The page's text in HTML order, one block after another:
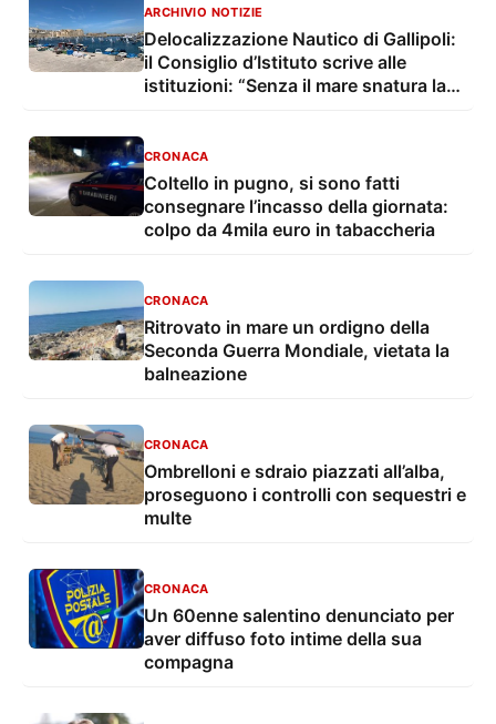
ARCHIVIO NOTIZIE
Delocalizzazione Nautico di Gallipoli:
il Consiglio d’Istituto scrive alle
istituzioni: “Senza il mare snatura la
CRONACA
Coltello in pugno, si sono fatti
consegnare l’incasso della giornata:
colpo da 4mila euro in tabaccheria
CRONACA
Ritrovato in mare un ordigno della
Seconda Guerra Mondiale, vietata la
balneazione
CRONACA
Ombrelloni e sdraio piazzati all’alba,
proseguono i controlli con sequestri e
multe
CRONACA
Un 60enne salentino denunciato per
aver diffuso foto intime della sua
compagna